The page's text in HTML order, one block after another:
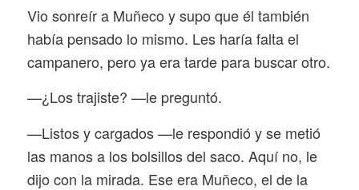
Vio sonreír a Muñeco y supo que él también
había pensado lo mismo. Les haría falta el
campanero, pero ya era tarde para buscar otro.
—¿Los trajiste? —le preguntó.
—Listos y cargados —le respondió y se metió
las manos a los bolsillos del saco. Aquí no, le
dijo con la mirada. Ese era Muñeco, el de la